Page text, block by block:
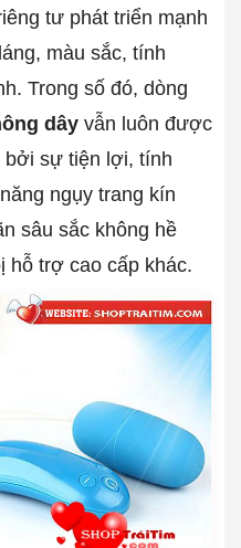
tư phát triển mạnh
màu sắc, tính
Trong số đó, dòng
dây vẫn luôn được
bởi sự tiện lợi, tính
ngụy trang kín
sâu sắc không hề
hỗ trợ cao cấp khác.